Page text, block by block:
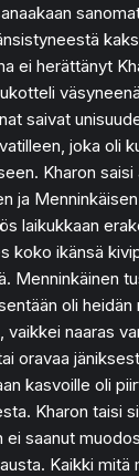
ei herättänyt
saivat
joka oli
Kharon saisi
ja
laikukkaan
koko ikänsä
Menninkäinen
oli heidän
vaikkei naaras
oravaa
kasvoille oli
Kharon taisi
ei saanut
Kaikki mitä